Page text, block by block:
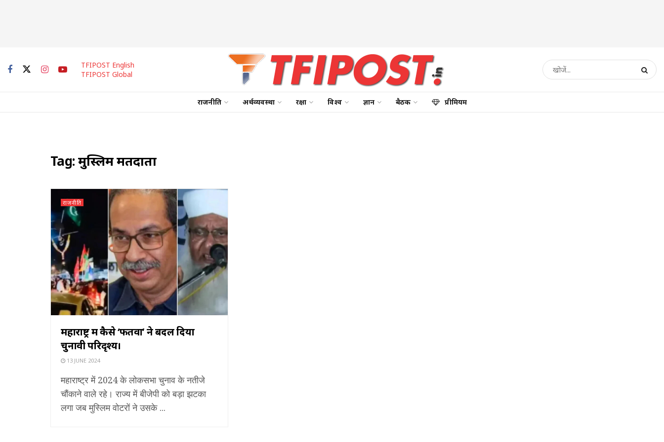
TFIPOST English
TFIPOST Global
राजनीति अर्थव्यवस्था रक्षा विश्व ज्ञान बैठक प्रीमियम
Tag:मुस्लिम मतदाता
राजनीति
महाराष्ट्र में कैसे ‘फतवों’ ने बदल दिया
चुनावी परिदृश्य।
13 JUNE 2024
महाराष्ट्र में 2024 के लोकसभा चुनाव के नतीजे
चौंकाने वाले रहे। राज्य में बीजेपी को बड़ा झटका
लगा जब मुस्लिम वोटरों ने उसके ...